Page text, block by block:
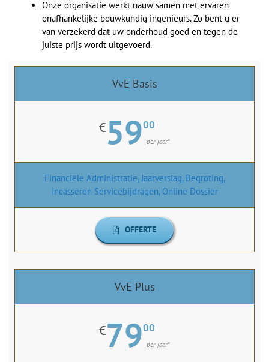
Onze organisatie werkt nauw samen met ervaren
onafhankelijke bouwkundig ingenieurs. Zo bent u er
van verzekerd dat uw onderhoud goed en tegen de
juiste prijs wordt uitgevoerd.
VvE Basis
€5900
per jaar*
Financiële Administratie, Jaarverslag, Begroting,
Incasseren Servicebijdragen, Online Dossier
OFFERTE
VvE Plus
€7900
per jaar*